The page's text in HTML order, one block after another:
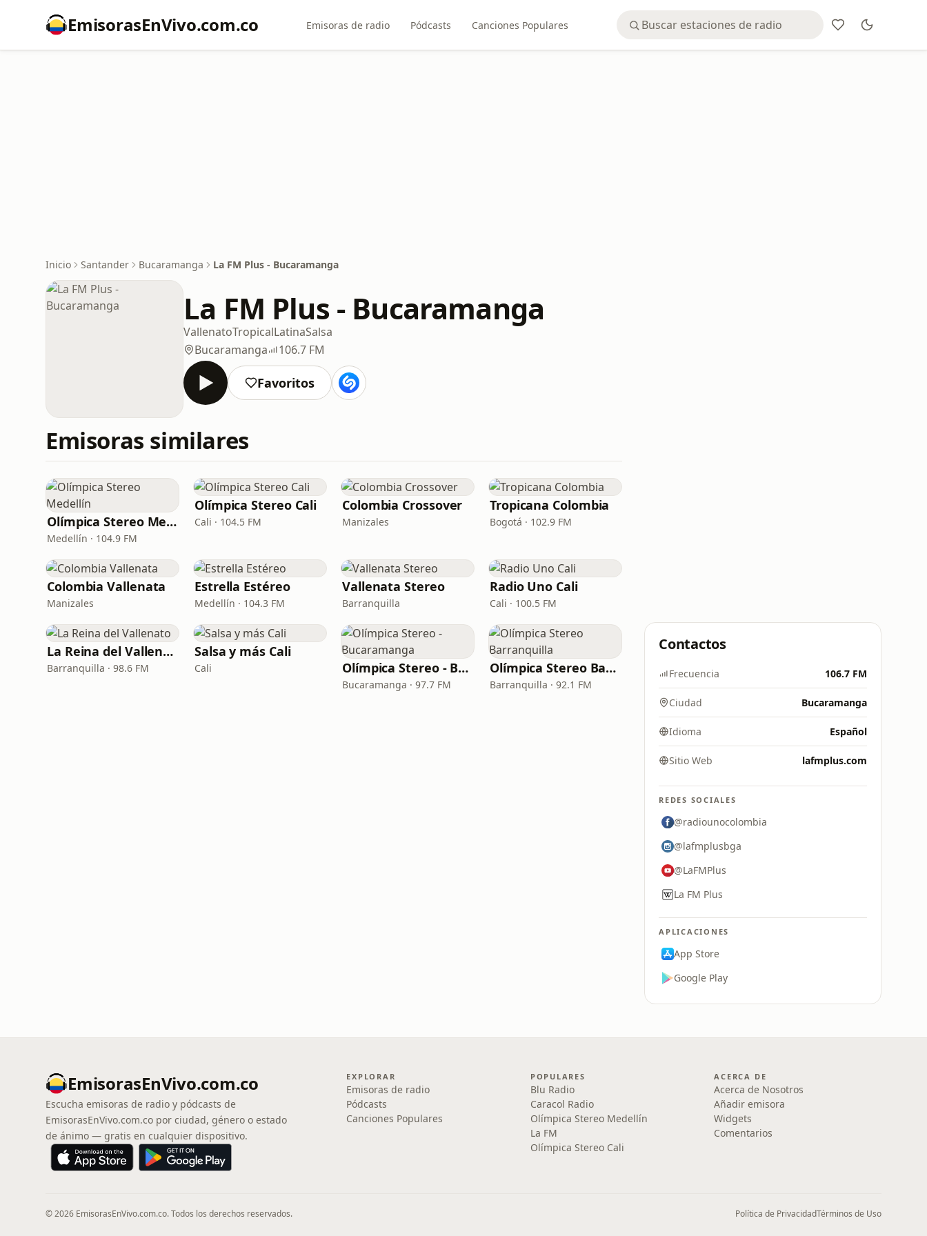
EmisorasEnVivo.com.co Emisoras de radio Pódcasts Canciones Populares
Inicio Santander Bucaramanga La FM Plus - Bucaramanga
La FM Plus - Bucaramanga
VallenatoTropicalLatinaSalsa
Bucaramanga
106.7 FM
Favoritos
Emisoras similares
Olímpica Stereo Medellín
Medellín · 104.9 FM
Olímpica Stereo Cali
Cali · 104.5 FM
Colombia Crossover
Manizales
Tropicana Colombia
Bogotá · 102.9 FM
Colombia Vallenata
Manizales
Estrella Estéreo
Medellín · 104.3 FM
Vallenata Stereo
Barranquilla
Radio Uno Cali
Cali · 100.5 FM
La Reina del Vallenato
Barranquilla · 98.6 FM
Salsa y más Cali
Cali Olímpica Stereo - Bucaramanga
Bucaramanga · 97.7 FM
Olímpica Stereo Barranquilla
Barranquilla · 92.1 FM
Contactos
Frecuencia 106.7 FM
Ciudad Bucaramanga
Idioma Español
Sitio Web lafmplus.com
REDES SOCIALES
@radiounocolombia
@lafmplusbga
@LaFMPlus
La FM Plus
APLICACIONES
App Store
Google Play
EmisorasEnVivo.com.co
Escucha emisoras de radio y pódcasts de
EmisorasEnVivo.com.co por ciudad, género o estado
de ánimo — gratis en cualquier dispositivo.
EXPLORAR
Emisoras de radio
Pódcasts
Canciones Populares
POPULARES
Blu Radio
Caracol Radio
Olímpica Stereo Medellín
La FM
Olímpica Stereo Cali
ACERCA DE
Acerca de Nosotros
Añadir emisora
Widgets
Comentarios
© 2026 EmisorasEnVivo.com.co. Todos los derechos reservados. Política de PrivacidadTérminos de Uso